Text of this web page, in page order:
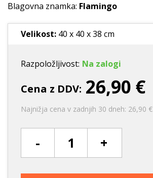
Blagovna znamka: Flamingo
Velikost: 40 x 40 x 38 cm
Razpoložljivost: Na zalogi
Cena z DDV: 26,90 €
Najnižja cena v zadnjih 30 dneh: 26,90 €
- +